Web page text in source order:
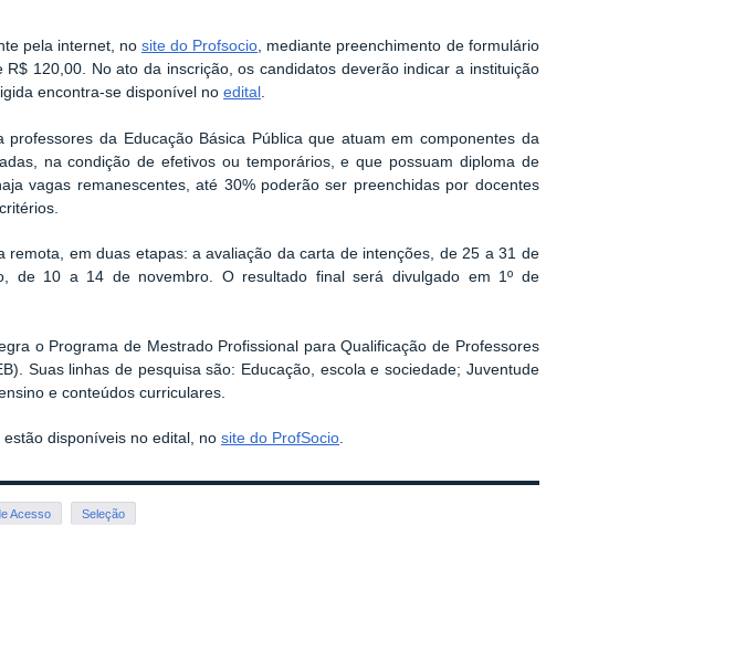
pela internet, no sitedo Profsocio, mediante preenchimento de formulário
120,00. No ato da inscrição, os candidatos deverão indicar a instituição
encontra-se disponível noedital .
da Educação Básica Pública que atuam em componentes da
na condição de efetivos ou temporários, e que possuam diploma de
vagas remanescentes, até 30% poderão ser preenchidas por docentes
remota, em duas etapas: a avaliação da carta de intenções, de 25 a 31 de
de 10 a 14 de novembro. O resultado final será divulgado em 1º de
o Programa de Mestrado Profissional para Qualificação de Professores
Suas linhas de pesquisa são: Educação, escola e sociedade; Juventude
e conteúdos curriculares.
estão disponíveis no edital, nosite do ProfSocio.
Acesso Seleção